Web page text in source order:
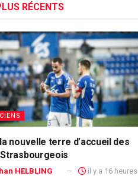
RÉCENTS
nouvelle terre d’accueil des
HELBLING il y a 16 heures